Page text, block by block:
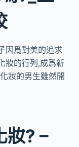
因爲對美的追求
妝的行列,成爲新
妝的男生雖然開
妝? –